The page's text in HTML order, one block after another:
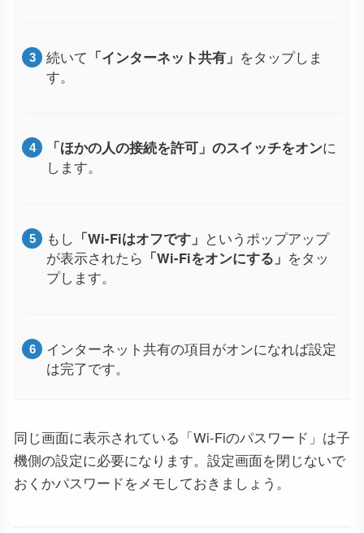
続いて 「インターネット共有」 をタップしま
す。
「ほかの人の接続を許可」のスイッチをオンに
します。
もし 「Wi-Fiはオフです」 というポップアップ
が表示されたら 「Wi-Fiをオンにする」 をタッ
プします。
インターネット共有の項目がオンになれば設定
は完了です。
同じ画面に表示されている「Wi-Fiのパスワード」は子
機側の設定に必要になります。設定画面を閉じないで
おくかパスワードをメモしておきましょう。